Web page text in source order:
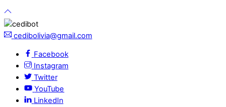
cedibolivia@gmail.com
Facebook
Instagram
Twitter
YouTube
LinkedIn